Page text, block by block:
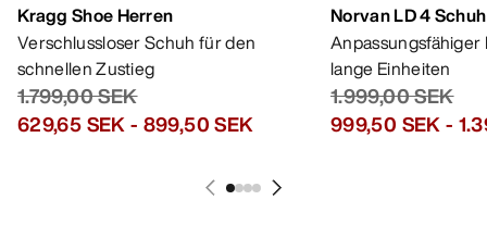
Kragg Shoe Herren
Verschlussloser Schuh für den
schnellen Zustieg
1.799,00 SEK
629,65 SEK- 899,50 SEK
Norvan LD 4
lange Einheiten
1.999,00 SEK
999,50 SEK-